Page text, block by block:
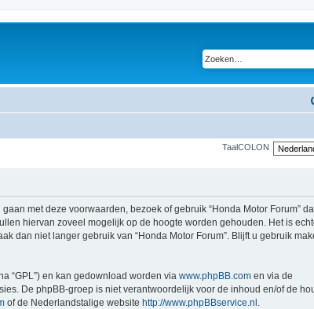
TaalCOLON
met deze voorwaarden, bezoek of gebruik “Honda Motor Forum”
hiervan zoveel mogelijk op de hoogte worden gehouden. Het is
dan niet langer gebruik van “Honda Motor Forum”. Blijft u gebruik
“GPL”) en kan gedownload worden via www.phpBB.com en via de
De phpBB-groep is niet verantwoordelijk voor de inhoud en/of de
of de Nederlandstalige website http://www.phpBBservice.nl .